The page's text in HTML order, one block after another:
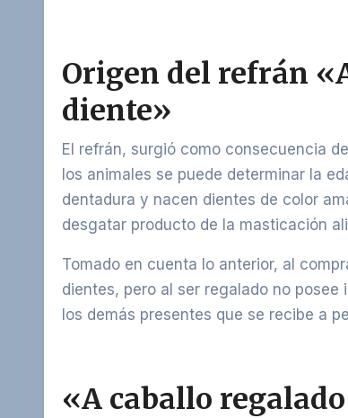
Origen del refrán
diente»
El refrán, surgió como consecuencia
los animales se puede determinar la
dentadura y nacen dientes de color
desgatar producto de la masticación
Tomado en cuenta lo anterior, al
dientes, pero al ser regalado no
los demás presentes que se recibe a
«A caballo